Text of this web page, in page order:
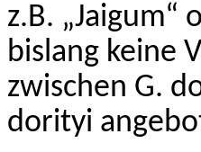
z.B. „Jaigum“
bislang keine
zwischen G.
dorityi